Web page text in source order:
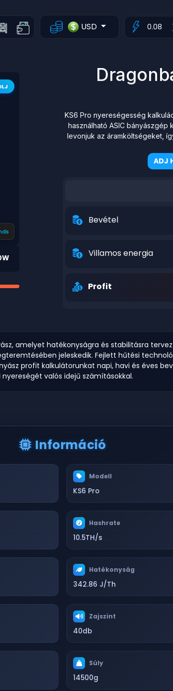
USD
KS6 Pro nyereségesség
használható ASIC bányászgép
levonjuk az áramköltségeket,
ADJ
Bevétel
Villamos energia
Profit
amelyet hatékonyságra és stabilitásra
jeleskedik. Fejlett hűtési
profit kalkulátorunkat napi, havi és éves
valós idejű számításokkal.
Információ
Modell
KS6 Pro
Hashrate
10.5TH/s
Hatékonyság
342.86 J/Th
Zajszint
40db
Súly
14500g